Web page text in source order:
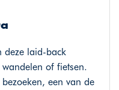
laid-back
of fietsen.
een van de